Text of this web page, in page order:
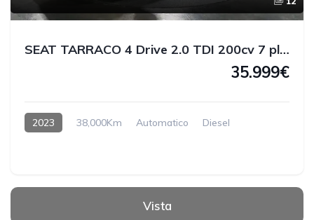
SEAT TARRACO 4 Drive 2.0 TDI 200cv 7 plazas Xperience
35.999€
2023 38,000Km Automatico Diesel
Vista